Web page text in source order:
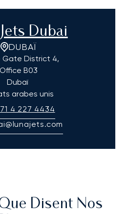
Dubai
DUBAÏ
Gate District 4,
Office B03
Dubaï
arabes unis
4 227 4434
Disent Nos